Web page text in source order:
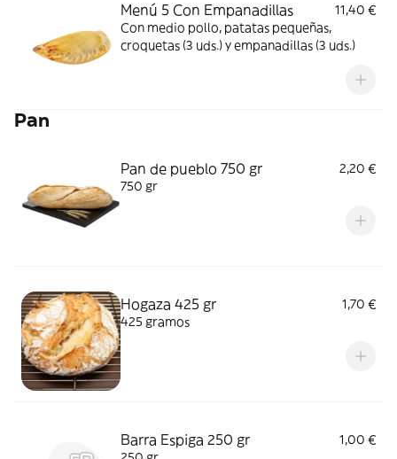
Menú 5 Con Empanadillas
11,40 €
Con medio pollo, patatas pequeñas,
croquetas (3 uds.) y empanadillas (3 uds.)
Pan
Pan de pueblo 750 gr
2,20 €
750 gr
Hogaza 425 gr
1,70 €
425 gramos
Barra Espiga 250 gr
1,00 €